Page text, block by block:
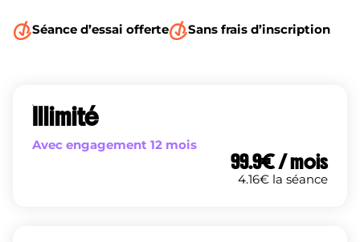
Séance d’essai offerte Sans frais d’inscription
Illimité
Avec engagement 12 mois
99.9€ / mois
4.16€ la séance